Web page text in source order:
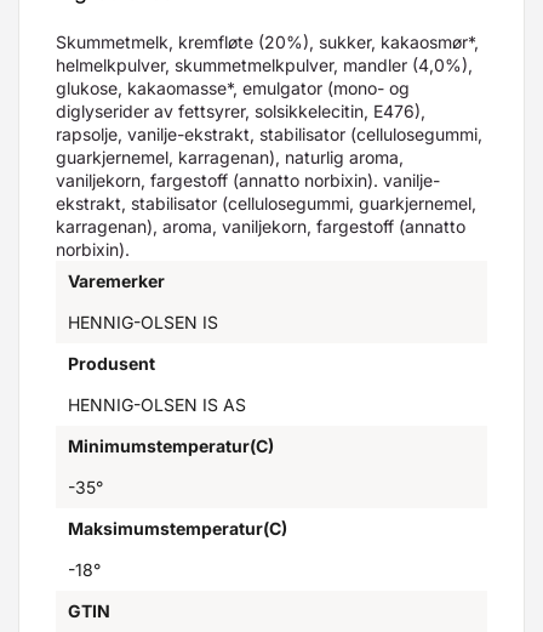
Skummetmelk, kremfløte (20%), sukker, kakaosmør*,
helmelkpulver, skummetmelkpulver, mandler (4,0%),
glukose, kakaomasse*, emulgator (mono- og
diglyserider av fettsyrer, solsikkelecitin, E476),
rapsolje, vanilje-ekstrakt, stabilisator (cellulosegummi,
guarkjernemel, karragenan), naturlig aroma,
vaniljekorn, fargestoff (annatto norbixin). vanilje-
ekstrakt, stabilisator (cellulosegummi, guarkjernemel,
karragenan), aroma, vaniljekorn, fargestoff (annatto
norbixin).
Varemerker
HENNIG-OLSEN IS
Produsent
HENNIG-OLSEN IS AS
Minimumstemperatur(C)
-35°
Maksimumstemperatur(C)
-18°
GTIN